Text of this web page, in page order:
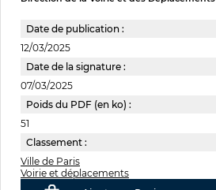
Date de publication :
12/03/2025
Date de la signature :
07/03/2025
Poids du PDF (en ko) :
51
Classement :
Ville de Paris
Voirie et déplacements